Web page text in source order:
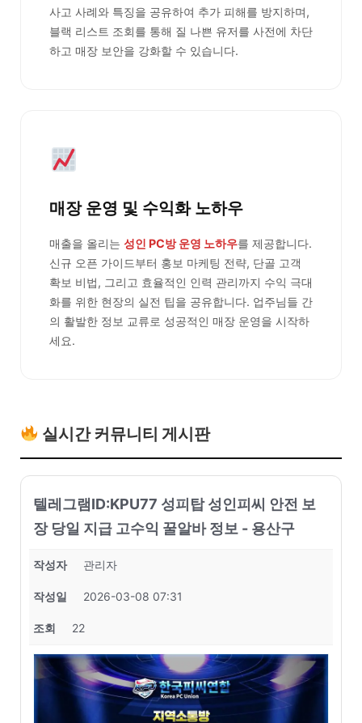
사고 사례와 특징을 공유하여 추가 피해를 방지하며,
블랙 리스트 조회를 통해 질 나쁜 유저를 사전에 차단
하고 매장 보안을 강화할 수 있습니다.
매장 운영 및 수익화 노하우
매출을 올리는 성인 PC방 운영 노하우를 제공합니다.
신규 오픈 가이드부터 홍보 마케팅 전략, 단골 고객
확보 비법, 그리고 효율적인 인력 관리까지 수익 극대
화를 위한 현장의 실전 팁을 공유합니다. 업주님들 간
의 활발한 정보 교류로 성공적인 매장 운영을 시작하
세요.
실시간 커뮤니티 게시판
텔레그램ID:KPU77 성피탑 성인피씨 안전 보
장 당일 지급 고수익 꿀알바 정보 - 용산구
작성자 관리자
작성일 2026-03-08 07:31
조회 22